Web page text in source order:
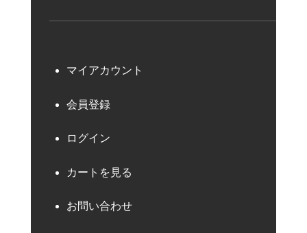
マイアカウント
会員登録
ログイン
カートを見る
お問い合わせ